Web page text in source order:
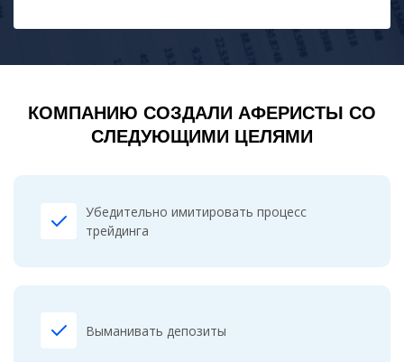
КОМПАНИЮ СОЗДАЛИ АФЕРИСТЫ СО
СЛЕДУЮЩИМИ ЦЕЛЯМИ
Убедительно имитировать процесс
трейдинга
Выманивать депозиты